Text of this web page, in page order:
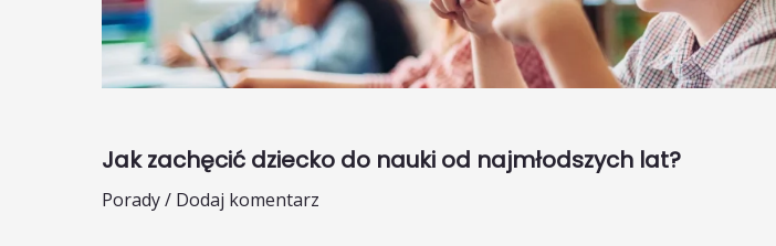
Jak zachęcić dziecko do nauki od najmłodszych lat?
Porady/ Dodaj komentarz